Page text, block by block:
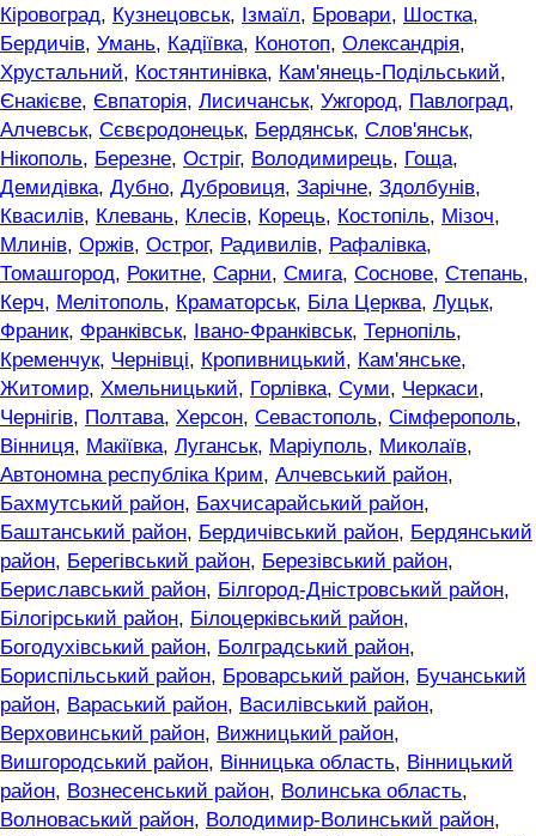
Кіровоград, Кузнецовськ, Ізмаїл, Бровари, Шостка,
Бердичів, Умань, Кадіївка, Конотоп, Олександрія,
Хрустальний, Костянтинівка, Кам'янець-Подільський,
Єнакієве, Євпаторія, Лисичанськ, Ужгород, Павлоград,
Алчевськ, Сєвєродонецьк, Бердянськ, Слов'янськ,
Нікополь, Березне, Остріг, Володимирець, Гоща,
Демидівка, Дубно, Дубровиця, Зарічне, Здолбунів,
Квасилів, Клевань, Клесів, Корець, Костопіль, Мізоч,
Млинів, Оржів, Острог, Радивилів, Рафалівка,
Томашгород, Рокитне, Сарни, Смига, Соснове, Степань,
Керч, Мелітополь, Краматорськ, Біла Церква, Луцьк,
Франик, Франківськ, Івано-Франківськ, Тернопіль,
Кременчук, Чернівці, Кропивницький, Кам'янське,
Житомир, Хмельницький, Горлівка, Суми, Черкаси,
Чернігів, Полтава, Херсон, Севастополь, Сімферополь,
Вінниця, Макіївка, Луганськ, Маріуполь, Миколаїв,
Автономна республіка Крим, Алчевський район,
Бахмутський район, Бахчисарайський район,
Баштанський район, Бердичівський район, Бердянський
район, Берегівський район, Березівський район,
Бериславський район, Білгород-Дністровський район,
Білогірський район, Білоцерківський район,
Богодухівський район, Болградський район,
Бориспільський район, Броварський район, Бучанський
район, Вараський район, Василівський район,
Верховинський район, Вижницький район,
Вишгородський район, Вінницька область, Вінницький
район, Вознесенський район, Волинська область,
Волноваський район, Володимир-Волинський район,